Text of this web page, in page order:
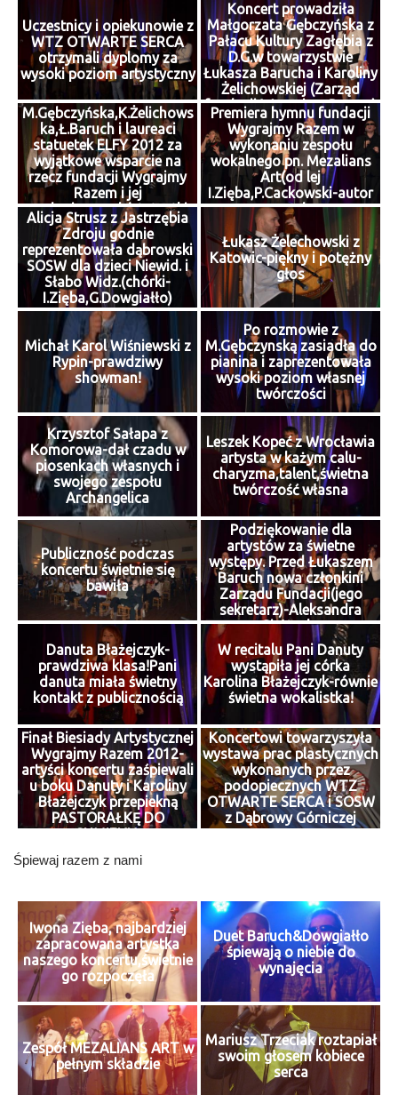
Uczestnicy i opiekunowie z
WTZ OTWARTE SERCA
otrzymali dyplomy za
wysoki poziom artystyczny
Koncert prowadziła
Małgorzata Gębczyńska z
Pałacu Kultury Zagłębia z
D.G.w towarzystwie
Łukasza Barucha i Karoliny
Żelichowskiej (Zarząd
fundacji Wygrajmy Razem)
M.Gębczyńska,K.Żelichows
ka,Ł.Baruch i laureaci
statuetek ELFY 2012 za
wyjątkowe wsparcie na
rzecz fundacji Wygrajmy
Razem i jej
podopiecznych(statuetki
wykonane w WTZ Otwarte
Serca)
Premiera hymnu fundacji
Wygrajmy Razem w
wykonaniu zespołu
wokalnego pn. Mezalians
Art(od lej
I.Zięba,P.Cackowski-autor
muz.do
hymnu,K.Żelichowska,Ł.Bar
uch,G.Dowgiałło-aranżer
hymnu)
Alicja Strusz z Jastrzębia
Zdroju godnie
reprezentowała dąbrowski
SOSW dla dzieci Niewid. i
Słabo Widz.(chórki-
I.Zięba,G.Dowgiałło)
Łukasz Żelechowski z
Katowic-piękny i potężny
głos
Michał Karol Wiśniewski z
Rypin-prawdziwy
showman!
Po rozmowie z
M.Gębczynską zasiadła do
pianina i zaprezentowała
wysoki poziom własnej
twórczości
Krzysztof Sałapa z
Komorowa-dał czadu w
piosenkach własnych i
swojego zespołu
Archangelica
Leszek Kopeć z Wrocławia
artysta w każym calu-
charyzma,talent,świetna
twórczość własna
Publiczność podczas
koncertu świetnie się
bawiła
Podziękowanie dla
artystów za świetne
występy. Przed Łukaszem
Baruch nowa członkini
Zarządu Fundacji(jego
sekretarz)-Aleksandra
Giełżecka
Danuta Błażejczyk-
prawdziwa klasa!Pani
danuta miała świetny
kontakt z publicznością
W recitalu Pani Danuty
wystąpiła jej córka
Karolina Błażejczyk-równie
świetna wokalistka!
Finał Biesiady Artystycznej
Wygrajmy Razem 2012-
artyści koncertu zaśpiewali
u boku Danuty i Karoliny
Błażejczyk przepiekną
PASTORAŁKĘ DO
SUMIENIA
Koncertowi towarzyszyła
wystawa prac plastycznych
wykonanych przez
podopiecznych WTZ
OTWARTE SERCA i SOSW
z Dąbrowy Górniczej
Śpiewaj razem z nami
Iwona Zięba, najbardziej
zapracowana artystka
naszego koncertu,świetnie
go rozpoczęła
Duet Baruch&Dowgiałło
śpiewają o niebie do
wynajęcia
Zespół MEZALIANS ART w
pełnym składzie
Mariusz Trzeciak roztapiał
swoim głosem kobiece
serca